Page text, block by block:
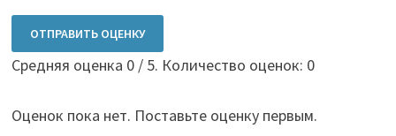
ОТПРАВИТЬ ОЦЕНКУ
Средняя оценка 0/ 5. Количество оценок: 0
Оценок пока нет. Поставьте оценку первым.